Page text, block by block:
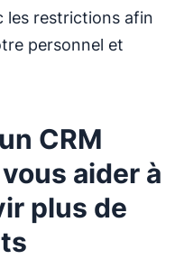
les restrictions afin
personnel et
CRM
aider à
plus de